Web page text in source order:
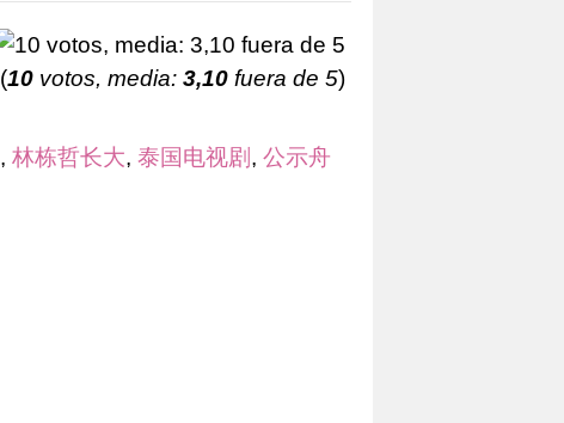
(10 votos, media: 3,10 fuera de 5)
, 林栋哲长大, 泰国电视剧 , 公示舟